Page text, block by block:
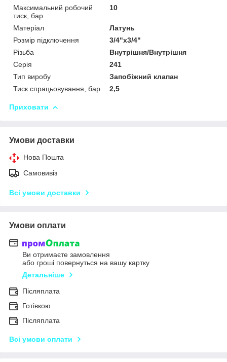
Максимальний робочий
тиск, бар
10
Матеріал
Латунь
Розмір підключення
3/4"x3/4"
Різьба
Внутрішня/Внутрішня
Серія
241
Тип виробу
Запобіжний клапан
Тиск спрацьовування, бар
2,5
Приховати
Умови доставки
Нова Пошта
Самовивіз
Всі умови доставки
Умови оплати
Ви отримаєте замовлення
або гроші повернуться на вашу картку
Детальніше
Післяплата
Готівкою
Післяплата
Всі умови оплати